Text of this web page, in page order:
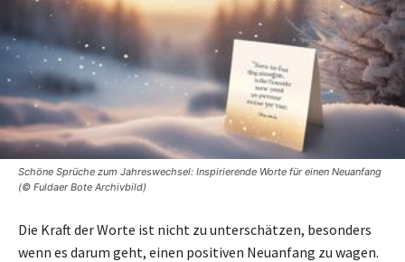
Schöne Sprüche zum Jahreswechsel: Inspirierende Worte für einen Neuanfang
(© Fuldaer Bote Archivbild)
Die Kraft der Worte ist nicht zu unterschätzen, besonders
wenn es darum geht, einen positiven Neuanfang zu wagen.